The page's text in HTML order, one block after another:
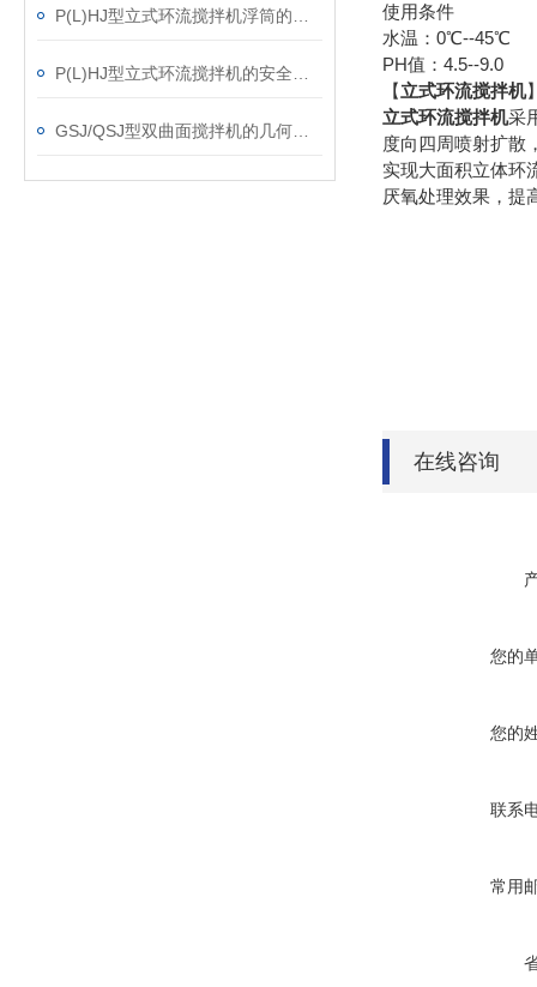
使用条件
水温：0℃--45℃
PH值：4.5--9.0
【立式环流搅拌机
立式环流搅拌机采
度向四周喷射扩散
实现大面积立体环
厌氧处理效果，提
在线咨询
您的
您的
联系
常用